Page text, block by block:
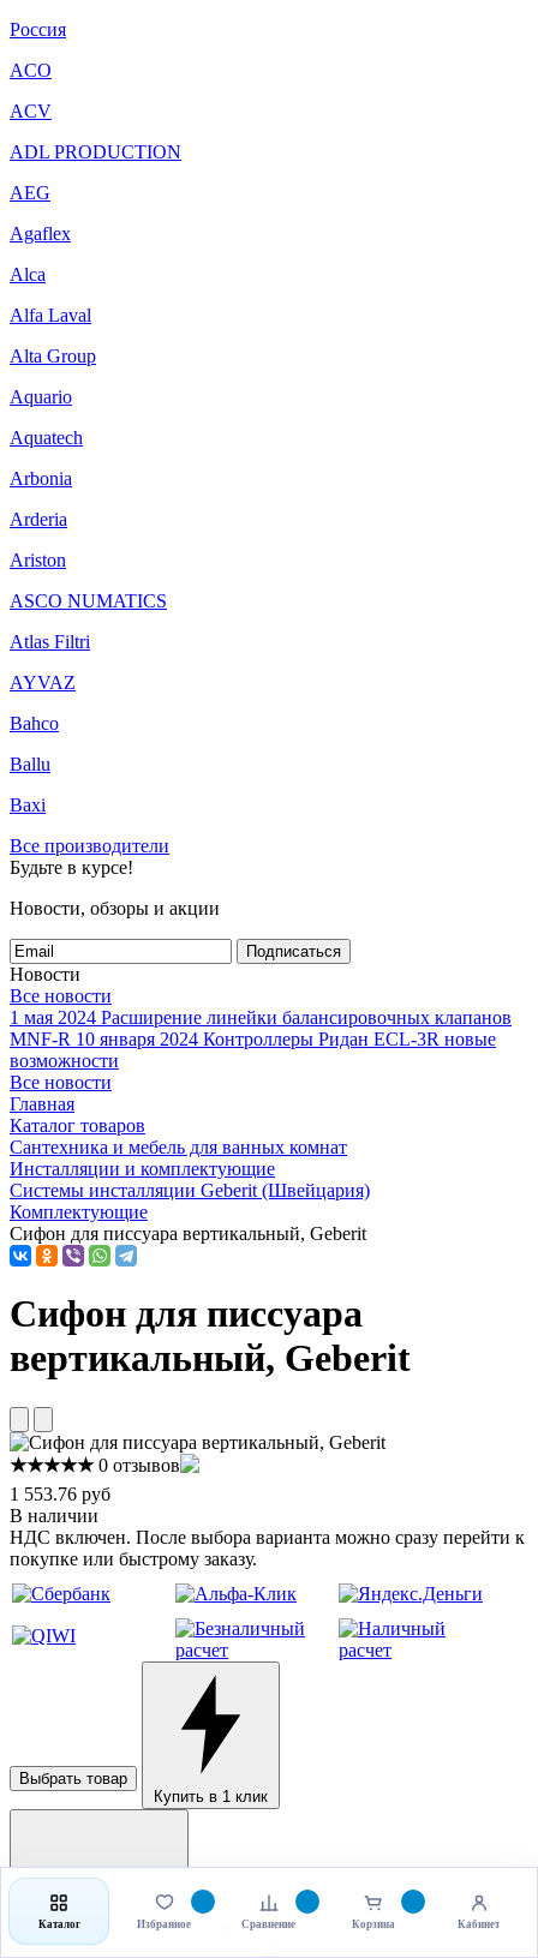
Россия
ACO
ACV
ADL PRODUCTION
AEG
Agaflex
Alca
Alfa Laval
Alta Group
Aquario
Aquatech
Arbonia
Arderia
Ariston
ASCO NUMATICS
Atlas Filtri
AYVAZ
Bahco
Ballu
Baxi
Все производители
Будьте в курсе!
Новости, обзоры и акции
Подписаться
Новости
Все новости
1 мая 2024 Расширение линейки балансировочных клапанов
MNF-R 10 января 2024 Контроллеры Ридан ECL-3R новые
возможности
Все новости
Главная
Каталог товаров
Сантехника и мебель для ванных комнат
Инсталляции и комплектующие
Системы инсталляции Geberit (Швейцария)
Комплектующие
Сифон для писсуара вертикальный, Geberit
Сифон для писсуара
вертикальный, Geberit
★★★★★ 0 отзывов
1 553.76 руб
В наличии
НДС включен. После выбора варианта можно сразу перейти к
покупке или быстрому заказу.
Выбрать товар
Купить в 1 клик
Каталог Избранное Сравнение Корзина Кабинет